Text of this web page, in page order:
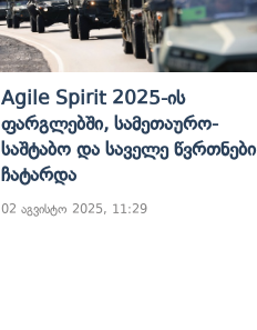
Agile Spirit 2025-Ის
Ფარგლებში, Სამეთაურო-
Საშტაბო Და Საველე Წვრთნები
Ჩატარდა
02 აგვისტო 2025, 11:29